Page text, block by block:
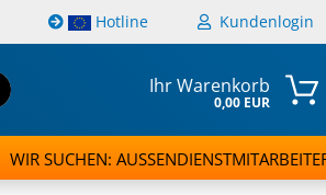
Hotline Kundenlogin
Ihr Warenkorb
0,00 EUR
WIR SUCHEN: